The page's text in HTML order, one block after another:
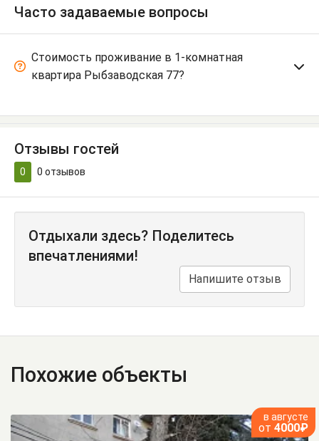
Часто задаваемые вопросы
Стоимость проживание в 1-комнатная
квартира Рыбзаводская 77?
Отзывы гостей
0 0 отзывов
Отдыхали здесь? Поделитесь
впечатлениями!
Напишите отзыв
Похожие объекты
в августе
от 4000₽